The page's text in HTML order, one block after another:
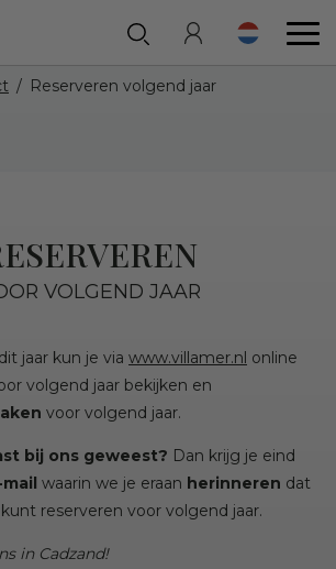
Reserveren volgend jaar
VOLGEND JAAR
dit jaar kun je via www.villamer.nl online
volgend jaar bekijken en
voor volgend jaar.
bij ons geweest? Dan krijg je eind
waarin we je eraan herinneren dat
reserveren voor volgend jaar.
in Cadzand!